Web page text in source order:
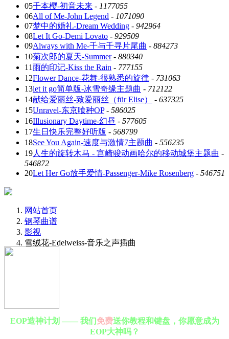
05千本樱-初音未来 - 1177055
06All of Me-John Legend - 1071090
07梦中的婚礼-Dream Wedding - 942964
08Let It Go-Demi Lovato - 929509
09Always with Me-千与千寻片尾曲 - 884273
10菊次郎的夏天-Summer- 880340
11雨的印记-Kiss the Rain - 777155
12Flower Dance-花舞-很熟悉的旋律 - 731063
13let it go简单版-冰雪奇缘主题曲 - 712122
14献给爱丽丝-致爱丽丝（für Elise） - 637325
15Unravel-东京喰种OP- 586025
16Illusionary Daytime-幻昼 - 577605
17生日快乐完整好听版 - 568799
18See You Again-速度与激情7主题曲 - 556235
19人生的旋转木马 - 宫崎骏动画哈尔的移动城堡主题曲 -
546872
20Let Her Go放手爱情-Passenger-Mike Rosenberg - 546751
网站首页
钢琴曲谱
影视
雪绒花-Edelweiss-音乐之声插曲
EOP造神计划 —— 我们免费送你教程和键盘，你愿意成为
EOP大神吗？